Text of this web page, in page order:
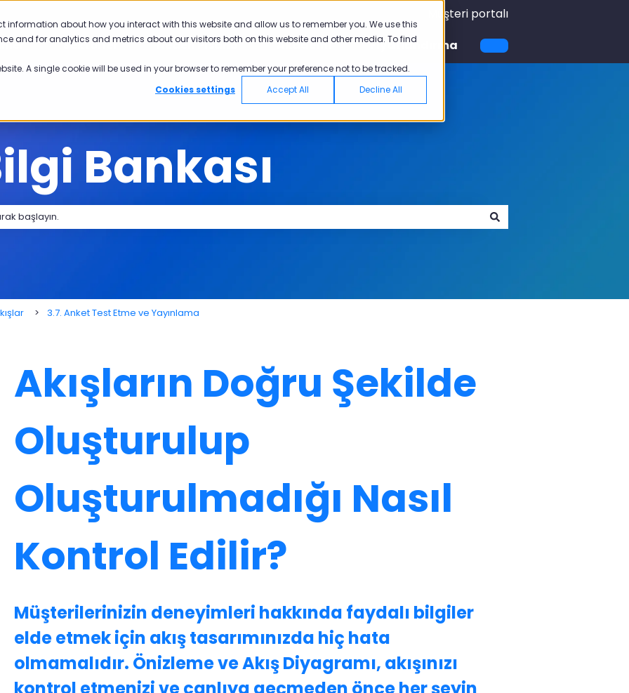
about how you interact with this website and allow us to remember you. We use this
and for analytics and metrics about our visitors both on this website and other media. To find
A single cookie will be used in your browser to remember your preference not to be tracked.
Cookies settings
Accept All Decline All
Müşteri portalı
Sektörler Neden Pisano Akademi Akademi için alt menüyü göster
Fiyatlandırma
Bankası
3.7. Anket Test Etme ve Yayınlama
Akışların Doğru Şekilde
Oluşturulup
Oluşturulmadığı Nasıl
Kontrol Edilir?
Müşterilerinizin deneyimleri hakkında faydalı bilgiler
elde etmek için akış tasarımınızda hiç hata
olmamalıdır. Önizleme ve Akış Diyagramı, akışınızı